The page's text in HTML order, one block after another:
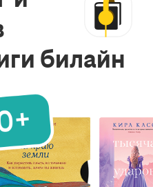
билайн